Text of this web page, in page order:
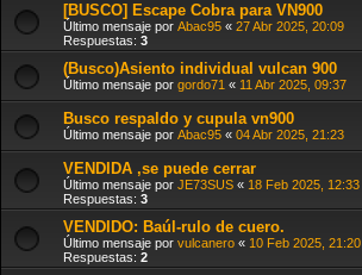
[BUSCO] Escape Cobra para VN900
Último mensaje por Abac95 « 27 Abr 2025, 20:09
Respuestas: 3
(Busco)Asiento individual vulcan 900
Último mensaje por gordo71 « 11 Abr 2025, 09:37
Busco respaldo y cupula vn900
Último mensaje por Abac95 « 04 Abr 2025, 21:23
VENDIDA ,se puede cerrar
Último mensaje por JE73SUS « 18 Feb 2025, 12:33
Respuestas: 3
VENDIDO: Baúl-rulo de cuero.
Último mensaje por vulcanero « 10 Feb 2025, 21:20
Respuestas: 2